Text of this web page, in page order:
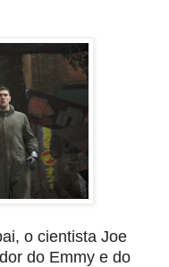
o cientista Joe
do Emmy e do